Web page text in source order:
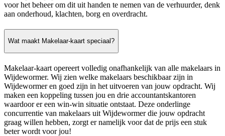
voor het beheer om dit uit handen te nemen van de verhuurder, denk
aan onderhoud, klachten, borg en overdracht.
Wat maakt Makelaar-kaart speciaal?
Makelaar-kaart opereert volledig onafhankelijk van alle makelaars in
Wijdewormer. Wij zien welke makelaars beschikbaar zijn in
Wijdewormer en goed zijn in het uitvoeren van jouw opdracht. Wij
maken een koppeling tussen jou en drie accountantskantoren
waardoor er een win-win situatie ontstaat. Deze onderlinge
concurrentie van makelaars uit Wijdewormer die jouw opdracht
graag willen hebben, zorgt er namelijk voor dat de prijs een stuk
beter wordt voor jou!